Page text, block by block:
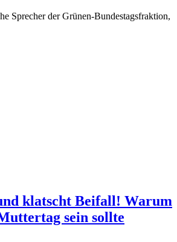
Sprecher der Grünen-Bundestagsfraktion,
klatscht Beifall! Warum
sein sollte